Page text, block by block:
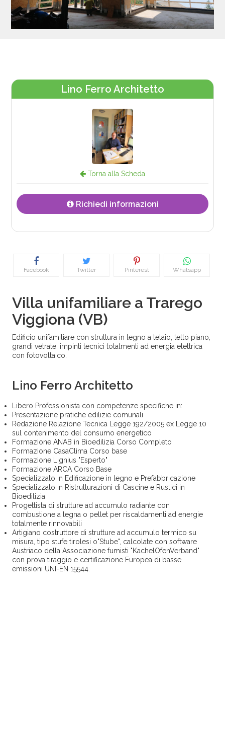
Lino Ferro Architetto
Torna alla Scheda
Richiedi informazioni
Facebook Twitter Pinterest Whatsapp
Villa unifamiliare a Trarego
Viggiona (VB)
Edificio unifamiliare con struttura in legno a telaio, tetto piano,
grandi vetrate, impinti tecnici totalmenti ad energia elettrica
con fotovoltaico.
Lino Ferro Architetto
Libero Professionista con competenze specifiche in:
Presentazione pratiche edilizie comunali
Redazione Relazione Tecnica Legge 192/2005 ex Legge 10
sul contenimento del consumo energetico
Formazione ANAB in Bioedilizia Corso Completo
Formazione CasaClima Corso base
Formazione Lignius "Esperto"
Formazione ARCA Corso Base
Specializzato in Edificazione in legno e Prefabbricazione
Specializzato in Ristrutturazioni di Cascine e Rustici in
Bioedilizia
Progettista di strutture ad accumulo radiante con
combustione a legna o pellet per riscaldamenti ad energie
totalmente rinnovabili
Artigiano costruttore di strutture ad accumulo termico su
misura, tipo stufe tirolesi o"Stube", calcolate con software
Austriaco della Associazione fumisti "KachelOfenVerband"
con prova tiraggio e certificazione Europea di basse
emissioni UNI-EN 15544.